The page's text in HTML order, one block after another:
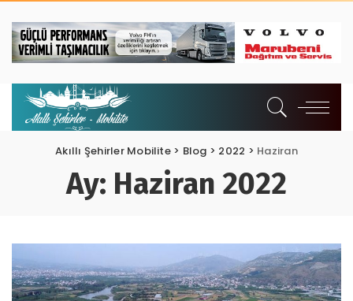
Akıllı Şehirler Mobilite> Blog > 2022 > Haziran
Ay: Haziran 2022